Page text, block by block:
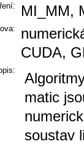
MI_MM,
CUDA,
matic
soustav